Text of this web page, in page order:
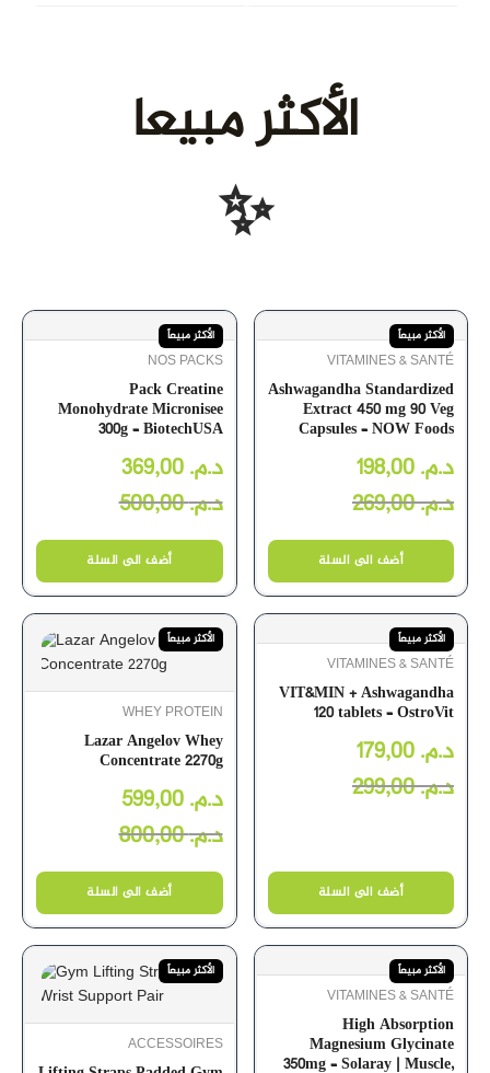
الأكثر مبيعا
✨
الأكثر مبيعاً
NOS PACKS
Pack Creatine
Monohydrate Micronisee
300g – BiotechUSA
د.م.369,00
د.م.500,00
أضف الى السلة
الأكثر مبيعاً
VITAMINES & SANTÉ
Ashwagandha Standardized
Extract 450 mg 90 Veg
Capsules – NOW Foods
د.م.
د.م.269,00
أضف الى السلة
الأكثر مبيعاً
WHEY PROTEIN
Lazar Angelov Whey
Concentrate 2270g
د.م.599,00
د.م.800,00
أضف الى السلة
الأكثر مبيعاً
VITAMINES & SANTÉ
VIT&MIN + Ashwagandha
120 tablets – OstroVit
د.م.
د.م.299,00
أضف الى السلة
الأكثر مبيعاً
ACCESSOIRES
الأكثر مبيعاً
VITAMINES & SANTÉ
High Absorption
Magnesium Glycinate
350mg – Solaray | Muscle,